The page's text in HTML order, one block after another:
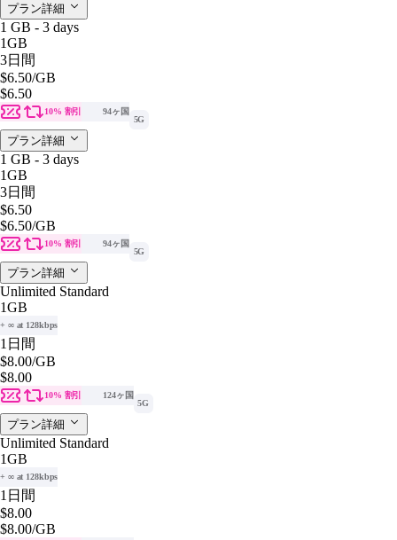
プラン詳細
1 GB - 3 days
1GB
3日間
$6.50/GB
$6.50
10% 割引
94ヶ国
5G
プラン詳細
1 GB - 3 days
1GB
3日間
$6.50
$6.50/GB
10% 割引
94ヶ国
5G
プラン詳細
Unlimited Standard
1GB
+ ∞ at 128kbps
1日間
$8.00/GB
$8.00
10% 割引
124ヶ国
5G
プラン詳細
Unlimited Standard
1GB
+ ∞ at 128kbps
1日間
$8.00
$8.00/GB